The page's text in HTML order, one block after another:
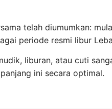
telah diumumkan:
periode resmi libur
liburan, atau cuti
ini secara optimal.